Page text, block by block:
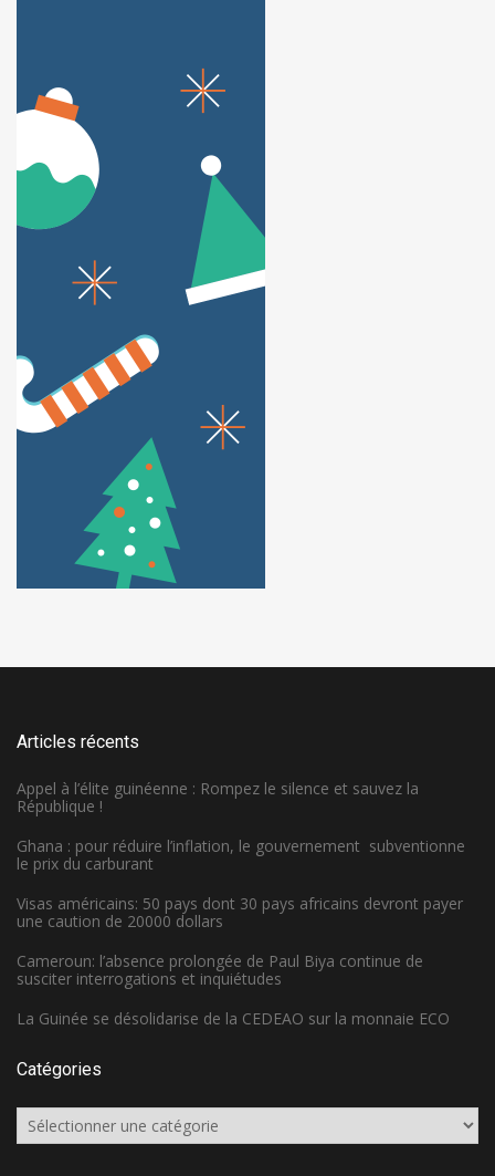
Articles récents
Appel à l’élite guinéenne : Rompez le silence et sauvez la
République !
Ghana : pour réduire l’inflation, le gouvernement subventionne
le prix du carburant
Visas américains: 50 pays dont 30 pays africains devront payer
une caution de 20000 dollars
Cameroun: l’absence prolongée de Paul Biya continue de
susciter interrogations et inquiétudes
La Guinée se désolidarise de la CEDEAO sur la monnaie ECO
Catégories
Catégories